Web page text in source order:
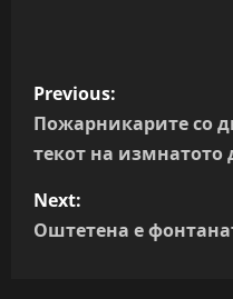
P
o
t
Previous:
Пожарникарите со
текот на измнатото
Next:
Оштетена е